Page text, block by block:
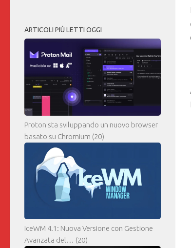
ARTICOLI PIÙ LETTI OGGI
Proton sta sviluppando un nuovo browser
basato su Chromium (20)
IceWM 4.1: Nuova Versione con Gestione
Avanzata del… (20)